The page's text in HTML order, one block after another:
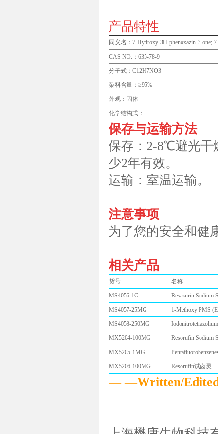
产品特性
同义名：7-Hydroxy-3H-phenoxazin-3-one;
CAS NO.：635-78-9
分子式：C12H7NO3
染料含量：≥95%
外观：固体
化学结构式：
保存与运输方法
保存：2-8℃避光干
少2年有效。
运输：室温运输。
注意事项
为了您的安全和健
相关产品
货号 名称
MS4056-1G Resazurin Sodium
MS4057-25MG 1-Methoxy PMS
MS4058-250MG
MX5204-100MG Resorufin Sodium
MX5205-1MG
MX5206-100MG Resorufin试卤灵
— —Written/Edited